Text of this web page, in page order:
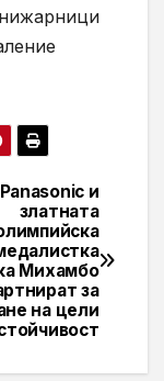
Panasonic и
златната
Михамбо
за
на цели